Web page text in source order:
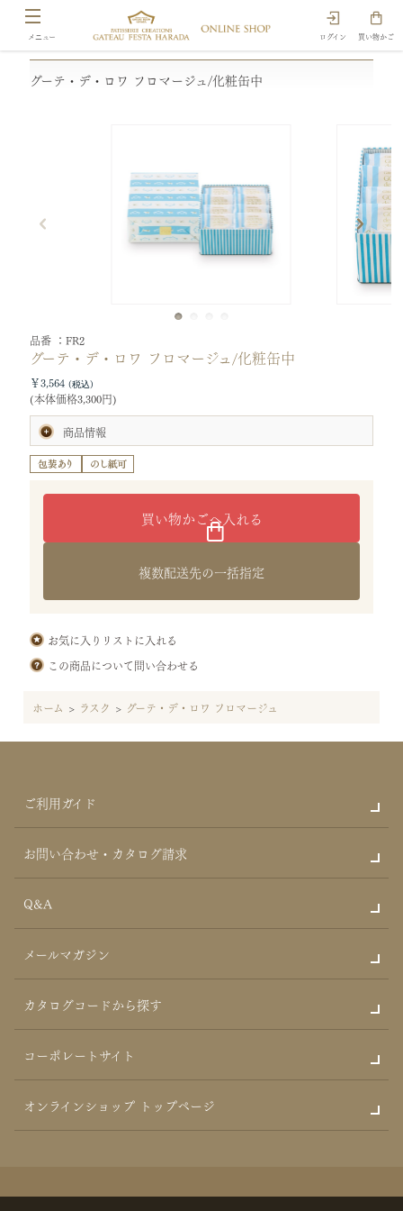
ログイン 買い物かご
グーテ・デ・ロワ フロマージュ/化粧缶中
グーテ・デ・ロワ フロマージュ/化粧缶中
￥3,564
(本体価格3,300円)
品番 FR2
商品情報
賞味期限:製造日より50日
(お届けの商品は、賞味期間の半分以上を有したものです。)
サイズ:タテ23.8×ヨコ23.8×高さ11.3cm （袋：手提げ中）
原材料:小麦粉(国内製造)、バター、砂糖、プロセスチーズ、ナチュ
ラルチーズ、イースト、食塩／ビタミンＣ
保存方法:直射日光、高温多湿を避けて保存してください。
複数配送先の一括指定
お気に入りリストに入れる
この商品について問い合わせる
ホーム > ラスク > グーテ・デ・ロワ フロマージュ
ご利用ガイド
お問い合わせ・カタログ請求
Q&A
メールマガジン
カタログコードから探す
コーポレートサイト
オンラインショップ トップページ